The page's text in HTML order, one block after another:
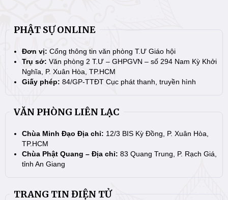
PHẬT SỰ ONLINE
Đơn vị: Cổng thông tin văn phòng T.Ư Giáo hội
Trụ sở: Văn phòng 2 T.Ư – GHPGVN – số 294 Nam Kỳ Khởi
Nghĩa, P. Xuân Hòa, TP.HCM
Giấy phép: 84/GP-TTĐT Cục phát thanh, truyền hình
VĂN PHÒNG LIÊN LẠC
Chùa Minh Đạo Địa chỉ: 12/3 BIS Kỳ Đồng, P. Xuân Hòa,
TP.HCM
Chùa Phật Quang – Địa chỉ: 83 Quang Trung, P. Rạch Giá,
tỉnh An Giang
TRANG TIN ĐIỆN TỬ